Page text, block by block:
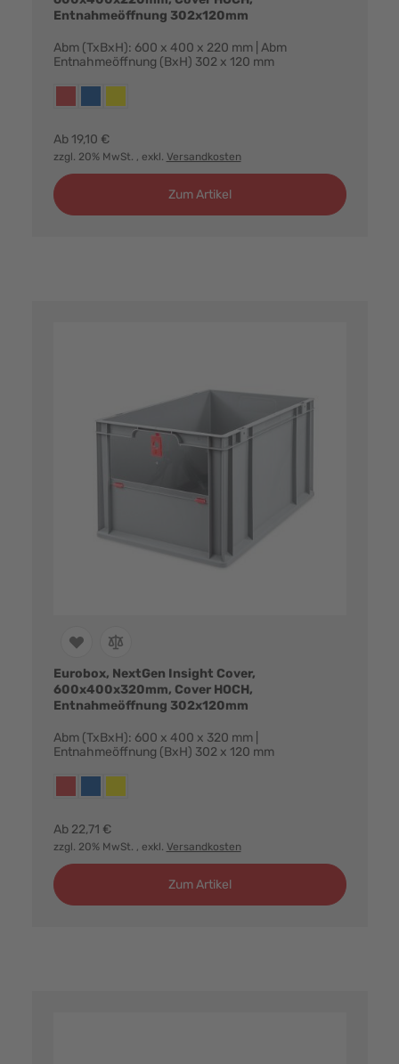
Entnahmeöffnung 302x120mm
Abm (TxBxH): 600 x 400 x 220 mm | Abm
Entnahmeöffnung (BxH) 302 x 120 mm
Ab 19,10 €
zzgl. 20% MwSt. , exkl. Versandkosten
Zum Artikel
Eurobox, NextGen Insight Cover,
600x400x320mm, Cover HOCH,
Entnahmeöffnung 302x120mm
Abm (TxBxH): 600 x 400 x 320 mm |
Entnahmeöffnung (BxH) 302 x 120 mm
Ab 22,71 €
zzgl. 20% MwSt. , exkl. Versandkosten
Zum Artikel